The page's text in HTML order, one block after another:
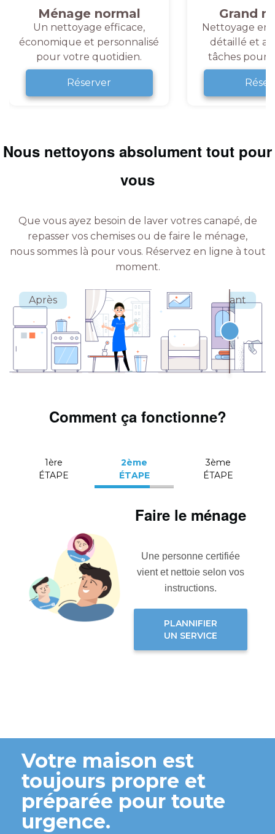
Ménage normal
Un nettoyage efficace,
économique et personnalisé
pour votre quotidien.
Réserver
Grand
Nettoyage en
détaillé et
tâches pour
Nous nettoyons absolument tout pour
vous
Que vous ayez besoin de laver votres canapé, de
repasser vos chemises ou de faire le ménage,
nous sommes là pour vous. Réservez en ligne à tout
moment.
Comment ça fonctionne?
1ère
ÉTAPE
2ème
ÉTAPE
3ème
ÉTAPE
Faire le ménage
Une personne certifiée
vient et nettoie selon vos
instructions.
PLANNIFIER
UN SERVICE
Votre maison est
toujours propre et
préparée pour toute
urgence.